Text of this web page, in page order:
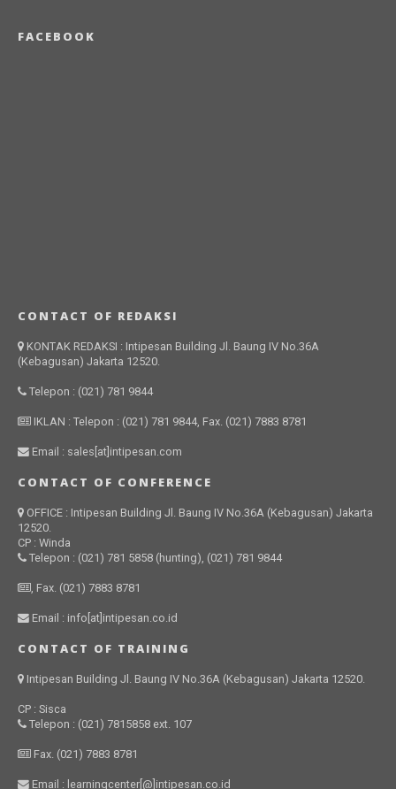
FACEBOOK
CONTACT OF REDAKSI
KONTAK REDAKSI : Intipesan Building Jl. Baung IV No.36A
(Kebagusan) Jakarta 12520.
Telepon : (021) 781 9844
IKLAN : Telepon : (021) 781 9844, Fax. (021) 7883 8781
Email : sales[at]intipesan.com
CONTACT OF CONFERENCE
OFFICE : Intipesan Building Jl. Baung IV No.36A (Kebagusan) Jakarta
12520.
CP : Winda
Telepon : (021) 781 5858 (hunting), (021) 781 9844
, Fax. (021) 7883 8781
Email : info[at]intipesan.co.id
CONTACT OF TRAINING
Intipesan Building Jl. Baung IV No.36A (Kebagusan) Jakarta 12520.
CP : Sisca
Telepon : (021) 7815858 ext. 107
Fax. (021) 7883 8781
Email : learningcenter[@]intipesan.co.id